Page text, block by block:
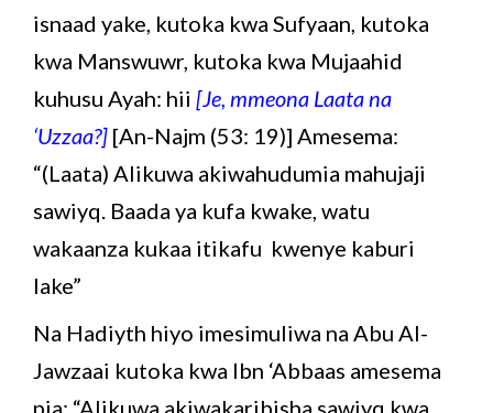
isnaad yake, kutoka kwa Sufyaan, kutoka
kwa Manswuwr, kutoka kwa Mujaahid
kuhusu Ayah: hii [Je, mmeona Laata na
‘Uzzaa?] [An-Najm (53: 19)] Amesema:
“(Laata) Alikuwa akiwahudumia mahujaji
sawiyq. Baada ya kufa kwake, watu
wakaanza kukaa itikafu kwenye kaburi
lake”
Na Hadiyth hiyo imesimuliwa na Abu Al-
Jawzaai kutoka kwa Ibn ‘Abbaas amesema
pia: “Alikuwa akiwakaribisha sawiyq kwa